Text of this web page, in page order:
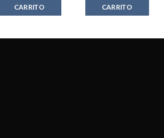
CARRITO
CARRITO